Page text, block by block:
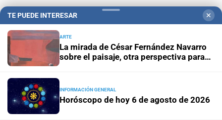
+Información General
TE PUEDE INTERESAR ✕
ARTE
La mirada de César Fernández Navarro
sobre el paisaje, otra perspectiva para
INFORMACIÓN GENERAL
Horóscopo de hoy 6 de agosto de 2026